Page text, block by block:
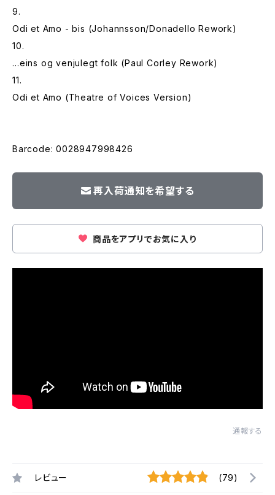
9.
Odi et Amo - bis (Johannsson/Donadello Rework)
10.
…eins og venjulegt folk (Paul Corley Rework)
11.
Odi et Amo (Theatre of Voices Version)
Barcode: 0028947998426
再入荷通知を希望する
商品をアプリでお気に入り
通報する
レビュー (79)